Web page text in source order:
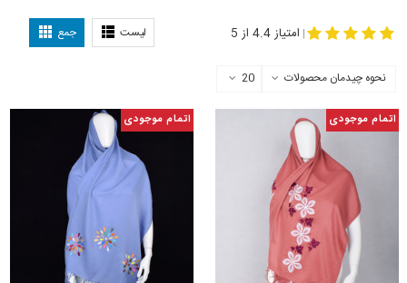
لیست جمع | امتیاز 4.4 از 5
نحوه چیدمان محصولات 20
اتمام موجودی اتمام موجودی